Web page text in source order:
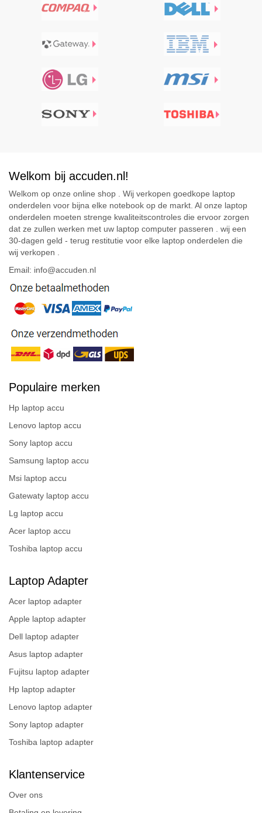
Welkom bij accuden.nl!
Welkom op onze online shop . Wij verkopen goedkope laptop
onderdelen voor bijna elke notebook op de markt. Al onze laptop
onderdelen moeten strenge kwaliteitscontroles die ervoor zorgen
dat ze zullen werken met uw laptop computer passeren . wij een
30-dagen geld - terug restitutie voor elke laptop onderdelen die
wij verkopen .
Email: info@accuden.nl
Populaire merken
Hp laptop accu
Lenovo laptop accu
Sony laptop accu
Samsung laptop accu
Msi laptop accu
Gatewaty laptop accu
Lg laptop accu
Acer laptop accu
Toshiba laptop accu
Laptop Adapter
Acer laptop adapter
Apple laptop adapter
Dell laptop adapter
Asus laptop adapter
Fujitsu laptop adapter
Hp laptop adapter
Lenovo laptop adapter
Sony laptop adapter
Toshiba laptop adapter
Klantenservice
Over ons